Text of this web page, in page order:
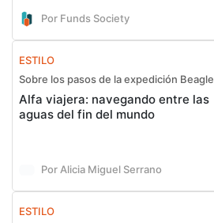
Por Funds Society
ESTILO
Sobre los pasos de la expedición Beagle
Alfa viajera: navegando entre las
aguas del fin del mundo
Por Alicia Miguel Serrano
ESTILO